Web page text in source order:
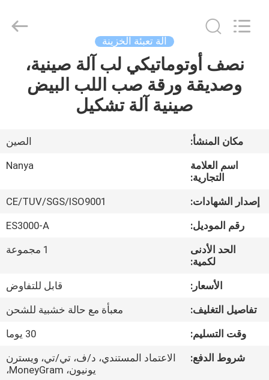
الصفحة
الرئيسية
أشرطة
عرض
الواقع
الافتراضي
معلومات
عنا
جولة
Equipment
آلة تعبئة الخزينة
نصف أوتوماتيكي لب آلة صينية،
وصديقة ورقة صب اللب البيض
صينية آلة تشكيل
مكان المنشأ:
الصين
اسم العلامة
التجارية:
Nanya
إصدار الشهادات:
CE/TUV/SGS/ISO9001
رقم الموديل:
ES3000-A
الحد الأدنى
لكمية:
1 مجموعة
الأسعار:
قابل للتفاوض
تفاصيل التغليف:
معبأة مع حالة خشبية للشحن
وقت التسليم:
30 يوما
شروط الدفع:
الاعتماد المستندي، د/ف، تي/تي، ويسترن
يونيون، MoneyGram،